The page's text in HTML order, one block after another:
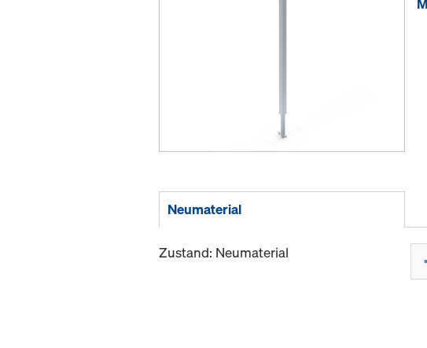
Neumaterial
Zustand: Neumaterial